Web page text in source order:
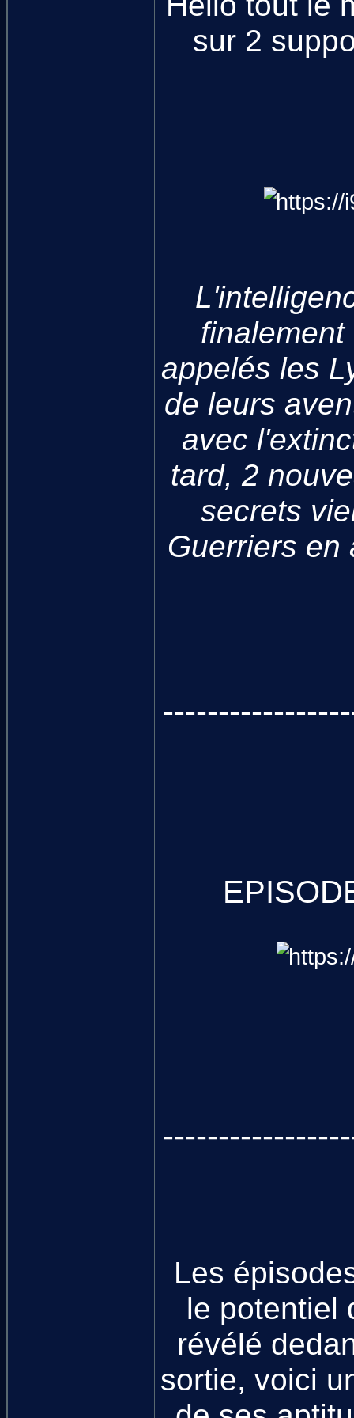
sur 2
appelés les
de leurs
avec
tard, 2
secrets
Guerriers en
Les
le potentiel
révélé
sortie, voici